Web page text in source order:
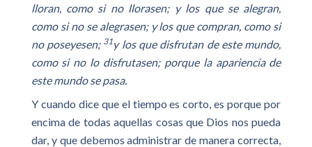
lloran, como si no llorasen; y los que se alegran,
como si no se alegrasen; y los que compran, como si
no poseyesen; 31y los que disfrutan de este mundo,
como si no lo disfrutasen; porque la apariencia de
este mundo se pasa.
Y cuando dice que el tiempo es corto, es porque por
encima de todas aquellas cosas que Dios nos pueda
dar, y que debemos administrar de manera correcta,